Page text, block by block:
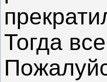
Тогда